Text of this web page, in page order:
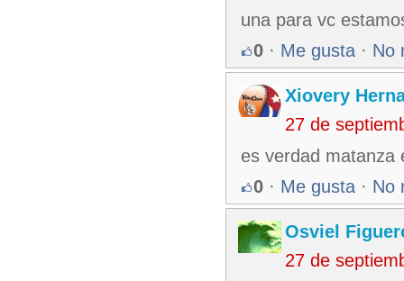
una para vc
0 · Me gusta · No
Xiovery
27 de
es verdad matanza
0 · Me gusta · No
Osviel
27 de